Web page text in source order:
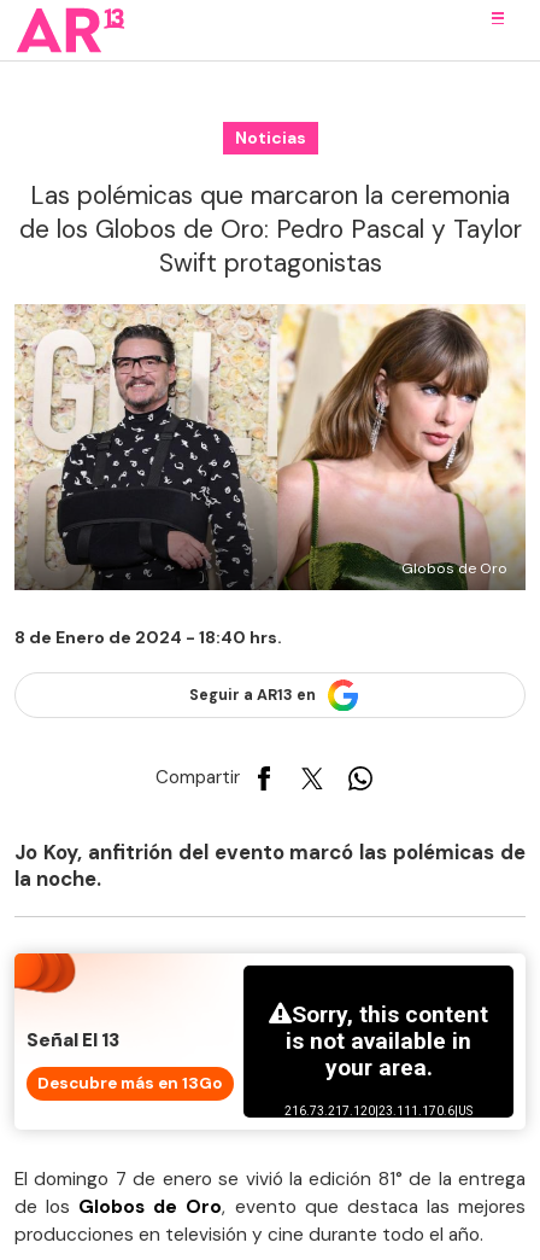
Noticias
Las polémicas que marcaron la ceremonia
de los Globos de Oro: Pedro Pascal y Taylor
Swift protagonistas
Globos de Oro
8 de Enero de 2024 - 18:40 hrs.
Seguir a AR13 en
Compartir
Jo Koy, anfitrión del evento marcó las polémicas de
la noche.
Señal El 13
Descubre más en 13Go
El domingo 7 de enero se vivió la edición 81° de la entrega
de los Globos de Oro, evento que destaca las mejores
producciones en televisión y cine durante todo el año.